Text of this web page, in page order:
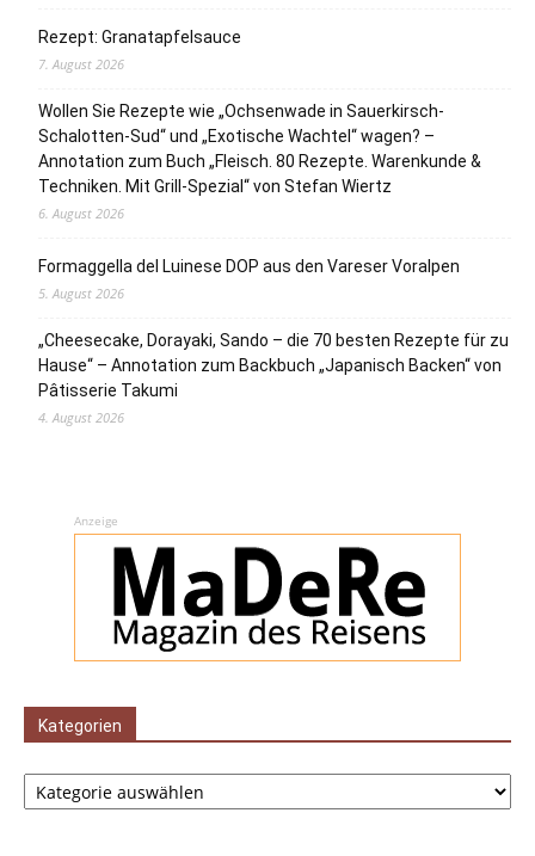
Rezept: Granatapfelsauce
7. August 2026
Wollen Sie Rezepte wie „Ochsenwade in Sauerkirsch-
Schalotten-Sud“ und „Exotische Wachtel“ wagen? –
Annotation zum Buch „Fleisch. 80 Rezepte. Warenkunde &
Techniken. Mit Grill-Spezial“ von Stefan Wiertz
6. August 2026
Formaggella del Luinese DOP aus den Vareser Voralpen
5. August 2026
„Cheesecake, Dorayaki, Sando – die 70 besten Rezepte für zu
Hause“ – Annotation zum Backbuch „Japanisch Backen“ von
Pâtisserie Takumi
4. August 2026
Anzeige
Kategorien
Kategorien